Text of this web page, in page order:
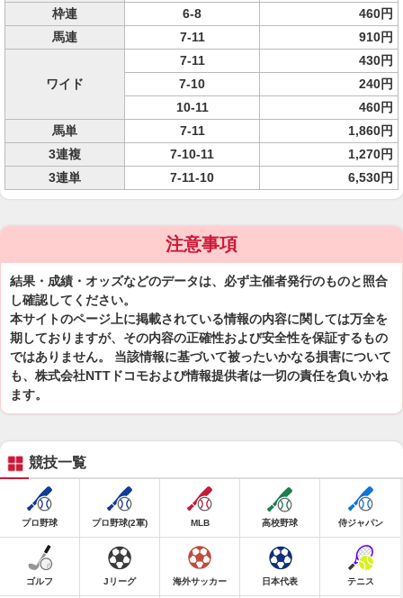
枠連
6-8
460円
馬連
7-11 910円
ワイド
7-11
430円
7-10
240円
10-11
460円
馬単
7-11
1,860円
3連複
7-10-11
1,270円
3連単
7-11-10 6,530円
注意事項
結果・成績・オッズなどのデータは、必ず主催者発行のものと照合
し確認してください。
本サイトのページ上に掲載されている情報の内容に関しては万全を
期しておりますが、その内容の正確性および安全性を保証するもの
ではありません。 当該情報に基づいて被ったいかなる損害について
も、株式会社NTTドコモおよび情報提供者は一切の責任を負いかね
ます。
競技一覧
プロ野球 プロ野球(2軍) MLB 高校野球 侍ジャパン
ゴルフ Jリーグ 海外サッカー 日本代表 テニス